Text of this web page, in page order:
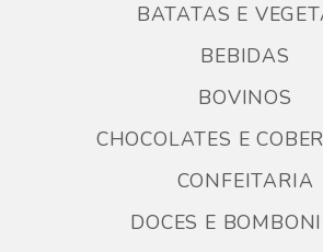
BATATAS E
BEBIDAS
BOVINOS
CHOCOLATES E
CONFEITARIA
DOCES E